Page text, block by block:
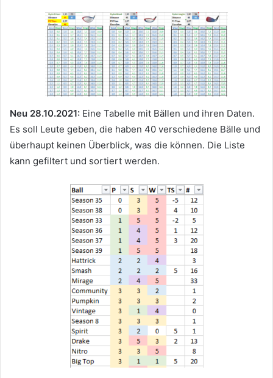
Neu 28.10.2021: Eine Tabelle mit Bällen und ihren Daten.
Es soll Leute geben, die haben 40 verschiedene Bälle und
überhaupt keinen Überblick, was die können. Die Liste
kann gefiltert und sortiert werden.